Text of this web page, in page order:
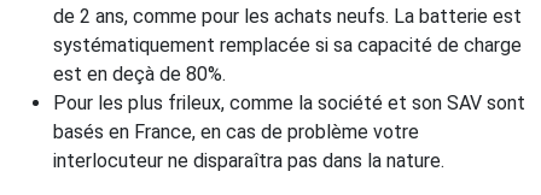
de 2 ans, comme pour les achats neufs. La batterie est
systématiquement remplacée si sa capacité de charge
est en deçà de 80%.
Pour les plus frileux, comme la société et son SAV sont
basés en France, en cas de problème votre
interlocuteur ne disparaîtra pas dans la nature.